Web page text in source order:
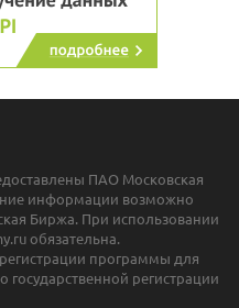
ПАО Московская
информации возможно
Биржа. При использовании
обязательна.
программы для
регистрации